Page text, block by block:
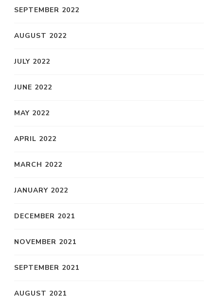
SEPTEMBER 2022
AUGUST 2022
JULY 2022
JUNE 2022
MAY 2022
APRIL 2022
MARCH 2022
JANUARY 2022
DECEMBER 2021
NOVEMBER 2021
SEPTEMBER 2021
AUGUST 2021